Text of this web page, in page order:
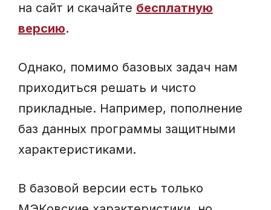
на сайт и скачайте бесплатную
версию.
Однако, помимо базовых задач нам
приходиться решать и чисто
прикладные. Например, пополнение
баз данных программы защитными
характеристиками.
В базовой версии есть только